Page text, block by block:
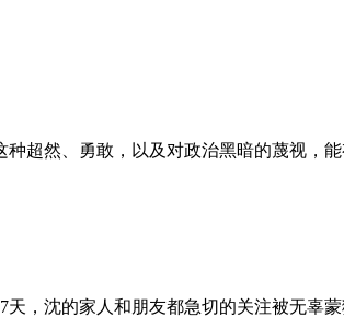
超然、勇敢，以及对政治黑暗的蔑视，能
，沈的家人和朋友都急切的关注被无辜